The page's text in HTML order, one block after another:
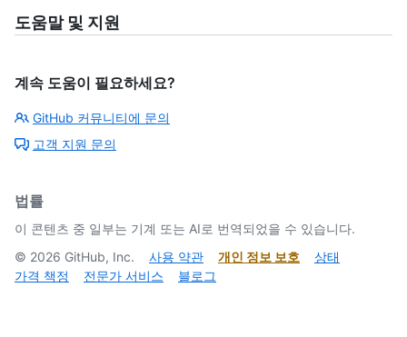
도움말 및 지원
계속 도움이 필요하세요?
GitHub 커뮤니티에 문의
고객 지원 문의
법률
이 콘텐츠 중 일부는 기계 또는 AI로 번역되었을 수 있습니다.
© 2026 GitHub, Inc. 사용 약관 개인 정보 보호
상태
가격 책정
전문가 서비스 블로그